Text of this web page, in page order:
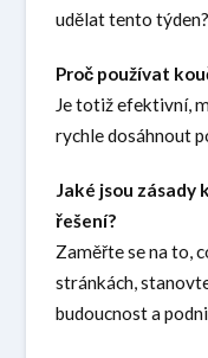
udělat tento
Proč používat
Je totiž efektivní,
rychle dosáhnout
Jaké jsou zásady
řešení?
Zaměřte se na to,
stránkách,
budoucnost a